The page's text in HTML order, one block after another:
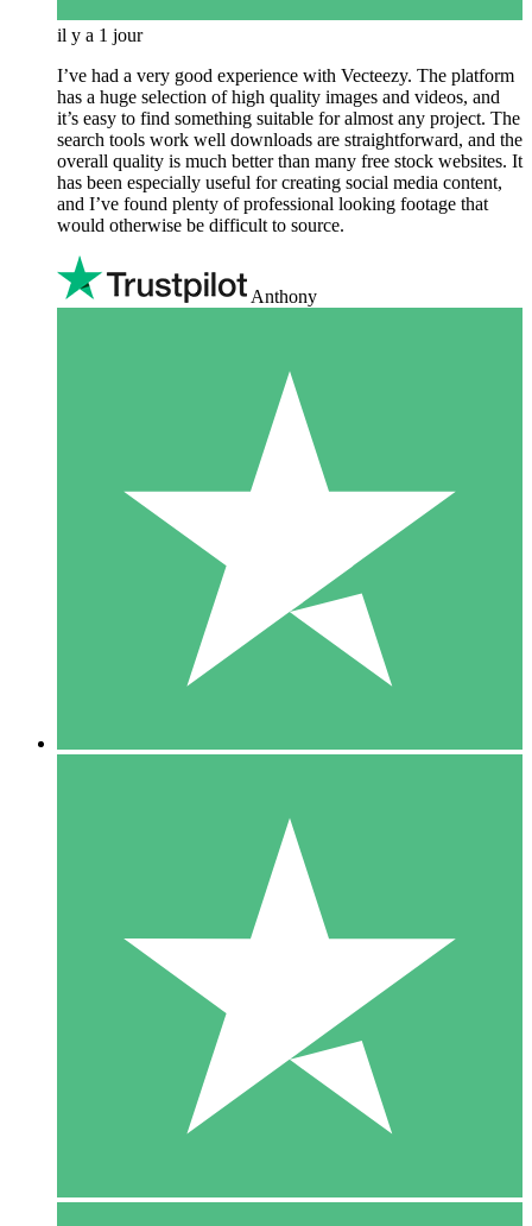
il y a 1 jour
I’ve had a very good experience with Vecteezy. The platform
has a huge selection of high quality images and videos, and
it’s easy to find something suitable for almost any project. The
search tools work well downloads are straightforward, and the
overall quality is much better than many free stock websites. It
has been especially useful for creating social media content,
and I’ve found plenty of professional looking footage that
would otherwise be difficult to source.
Anthony